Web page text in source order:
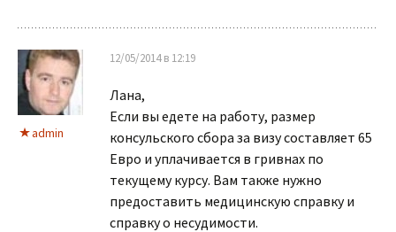
admin
12/05/2014 в 12:19
Лана,
Если вы едете на работу, размер
консульского сбора за визу составляет 65
Евро и уплачивается в гривнах по
текущему курсу. Вам также нужно
предоставить медицинскую справку и
справку о несудимости.